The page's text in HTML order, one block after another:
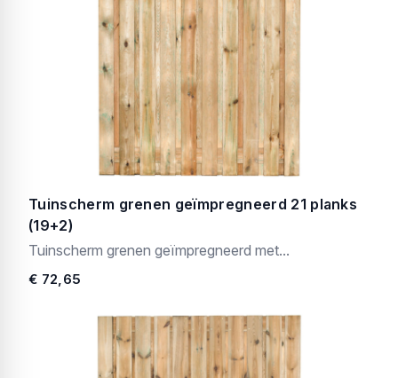
Tuinscherm grenen geïmpregneerd 21 planks
(19+2)
Tuinscherm grenen geïmpregneerd met...
€ 72,65